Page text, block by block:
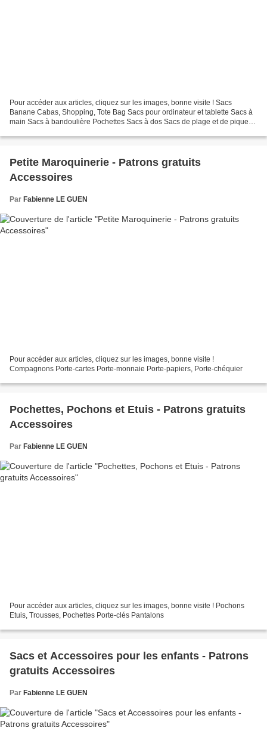
Pour accéder aux articles, cliquez sur les images, bonne visite ! Sacs
Banane Cabas, Shopping, Tote Bag Sacs pour ordinateur et tablette Sacs à
main Sacs à bandoulière Pochettes Sacs à dos Sacs de plage et de pique-
Petite Maroquinerie - Patrons gratuits
Accessoires
Par Fabienne LE GUEN
Pour accéder aux articles, cliquez sur les images, bonne visite !
Compagnons Porte-cartes Porte-monnaie Porte-papiers, Porte-chéquier
Pochettes, Pochons et Etuis - Patrons gratuits
Accessoires
Par Fabienne LE GUEN
Pour accéder aux articles, cliquez sur les images, bonne visite ! Pochons
Etuis, Trousses, Pochettes Porte-clés Pantalons
Sacs et Accessoires pour les enfants - Patrons
gratuits Accessoires
Par Fabienne LE GUEN